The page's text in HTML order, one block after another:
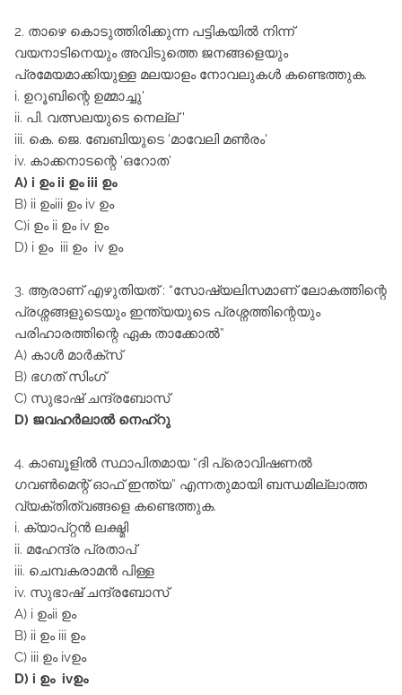
2. താഴെ കൊടുത്തിരിക്കുന്ന പട്ടികയിൽ നിന്ന്‌
വയനാടിനെയും അവിടുത്തെ ജനങ്ങളെയും
പ്രമേയമാക്കിയുള്ള മലയാളം നോവലുകൾ കണ്ടെത്തുക.
i. ഉറൂബിന്റെ ഉമ്മാച്ചു'
ii. പി. വത്സലയുടെ നെല്ല്‌ '
iii. കെ. ജെ. ബേബിയുടെ 'മാവേലി മൺരം'
iv. കാക്കനാടന്റെ 'ഒറോത'
A) i ഉം ii ഉം iii ഉം
B) ii ഉംiii ഉം iv ഉം
C)i ഉം ii ഉം iv ഉം
D) i ഉം iii ഉം iv ഉം
3. ആരാണ്‌ എഴുതിയത്‌ : “സോഷ്യലിസമാണ്‌ ലോകത്തിന്റെ
പ്രശ്നങ്ങളുടെയും ഇന്ത്യയുടെ പ്രശ്നത്തിന്റെയും
പരിഹാരത്തിന്റെ ഏക താക്കോൽ”
A) കാൾ മാർക്സ്‌
B) ഭഗത്‌ സിംഗ്‌
C) സുഭാഷ്‌ ചന്ദ്രബോസ്‌
D) ജവഹർലാൽ നെഹ്റു
4. കാബൂളിൽ സ്ഥാപിതമായ “ദി പ്രൊവിഷണൽ
ഗവൺമെന്റ്‌ ഓഫ്‌ ഇന്ത്യ” എന്നതുമായി ബന്ധമില്ലാത്ത
വ്യക്തിത്വങ്ങളെ കണ്ടെത്തുക.
i. ക്യാപ്റ്റൻ ലക്ഷ്മി
ii. മഹേന്ദ്ര പ്രതാപ്‌
iii. ചെമ്പകരാമൻ പിള്ള
iv. സുഭാഷ്‌ ചന്ദ്രബോസ്‌
A) i ഉംii ഉം
B) ii ഉം iii ഉം
C) iii ഉം ivഉം
D) i ഉം ivഉം